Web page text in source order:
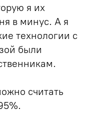
я их
в минус. А я
технологии с
были
считать